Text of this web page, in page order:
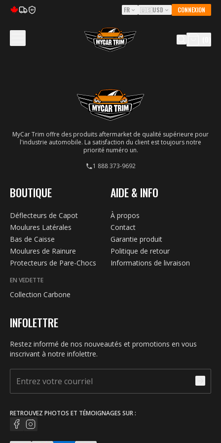
5Y FR 🇺🇸USD CONNEXION
MyCar Trim offre des produits aftermarket de qualité supérieure pour
l'industrie automobile. La satisfaction du client est toujours notre
priorité numéro un.
1 888 373-9692
BOUTIQUE
Déflecteurs de Capot
Moulures Latérales
Bas de Caisse
Moulures de Rainure
Protecteurs de Pare-Chocs
EN VEDETTE
Collection Carbone
AIDE & INFO
À propos
Contact
Garantie produit
Politique de retour
Informations de livraison
INFOLETTRE
Restez informé de nos nouveautés et promotions en vous
inscrivant à notre infolettre.
RETROUVEZ PHOTOS ET TÉMOIGNAGES SUR :